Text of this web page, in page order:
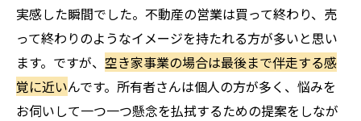
実感した瞬間でした。不動産の営業は買って終わり、売
って終わりのようなイメージを持たれる方が多いと思い
ます。ですが、 空き家事業の場合は最後まで伴走する感
覚に近いんです。所有者さんは個人の方が多く、悩みを
お伺いして一つ一つ懸念を払拭するための提案をしなが